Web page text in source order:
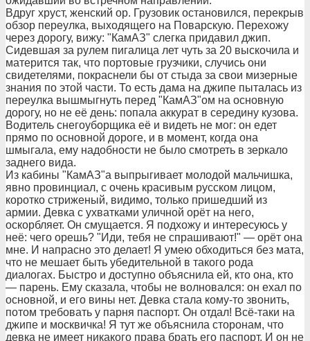
Вдруг хруст, женский ор. Грузовик остановился, перекрыв
обзор переулка, выходящего на Поварскую. Перехожу
через дорогу, вижу: "КамАЗ" слегка придавил джип.
Сидевшая за рулем пигалица лет чуть за 20 выскочила и
матерится так, что портовые грузчики, случись они
свидетелями, покраснели бы от стыда за свои мизерные
знания по этой части. То есть дама на джипе пыталась из
переулка вышмыгнуть перед "КамАЗ"ом на основную
дорогу, но не её день: попала аккурат в середину кузова.
Водитель снегоуборщика её и видеть не мог: он едет
прямо по основной дороге, и в момент, когда она
шмыгала, ему надобности не было смотреть в зеркало
заднего вида.
Из кабины "КамАЗ"а выпрыгивает молодой мальчишка,
явно провинциал, с очень красивым русском лицом,
коротко стриженый, видимо, только пришедший из
армии. Девка с ухватками уличной орёт на него,
оскорбляет. Он смущается. Я подхожу и интересуюсь у
неё: чего орешь? "Иди, тебя не спрашивают!" — орёт она
мне. И напрасно это делает! Я умею обходиться без мата,
что не мешает быть убедительной в такого рода
диалогах. Быстро и доступно объяснила ей, кто она, кто
— парень. Ему сказала, чтобы не волновался: он ехал по
основной, и его вины нет. Девка стала кому-то звонить,
потом требовать у парня паспорт. Он отдал! Всё-таки на
джипе и москвичка! Я тут же объяснила сторонам, что
девка не имеет никакого права брать его паспорт. И он не